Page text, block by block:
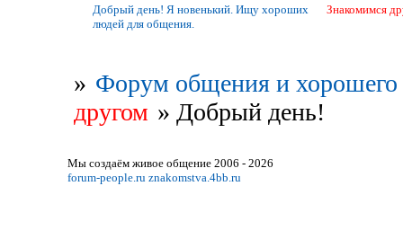
Добрый день! Я новенький. Ищу хороших
людей для общения.
Знакомимся
» Форум общения и хорошего
другом » Добрый день!
Мы создаём живое общение 2006 - 2026
forum-people.ru znakomstva.4bb.ru